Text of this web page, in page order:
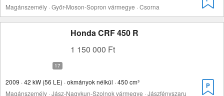
Magánszemély · Győr-Moson-Sopron vármegye · Csorna
Honda CRF 450 R
1 150 000 Ft
2009 · 42 kW (56 LE) · okmányok nélkül · 450 cm³
Magánszemély · Jász-Nagykun-Szolnok vármegye · Jászfényszaru